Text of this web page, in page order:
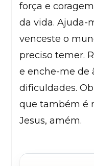
força e
da vida. Ajuda-
venceste o
preciso temer.
e enche-me de
dificuldades.
que também é
Jesus, amém.